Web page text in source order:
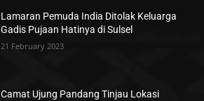
Lamaran Pemuda India Ditolak Keluarga
Gadis Pujaan Hatinya di Sulsel
21 February 2023
Camat Ujung Pandang Tinjau Lokasi